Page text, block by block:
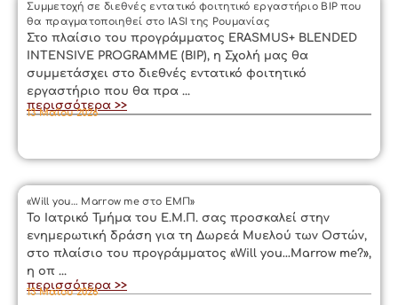
Συμμετοχή σε διεθνές εντατικό φοιτητικό εργαστήριο BIP που
θα πραγματοποιηθεί στο IASI της Ρουμανίας
Στο πλαίσιο του προγράμματος ERASMUS+ BLENDED
INTENSIVE PROGRAMME (BIP), η Σχολή μας θα
συμμετάσχει στο διεθνές εντατικό φοιτητικό
εργαστήριο που θα πρα ...
περισσότερα >>
13 Μαΐου 2026
«Will you… Marrow me στο ΕΜΠ»
Το Ιατρικό Τμήμα του Ε.Μ.Π. σας προσκαλεί στην
ενημερωτική δράση για τη Δωρεά Μυελού των Οστών,
στο πλαίσιο του προγράμματος «Will you…Marrow me?»,
η οπ ...
περισσότερα >>
13 Μαΐου 2026